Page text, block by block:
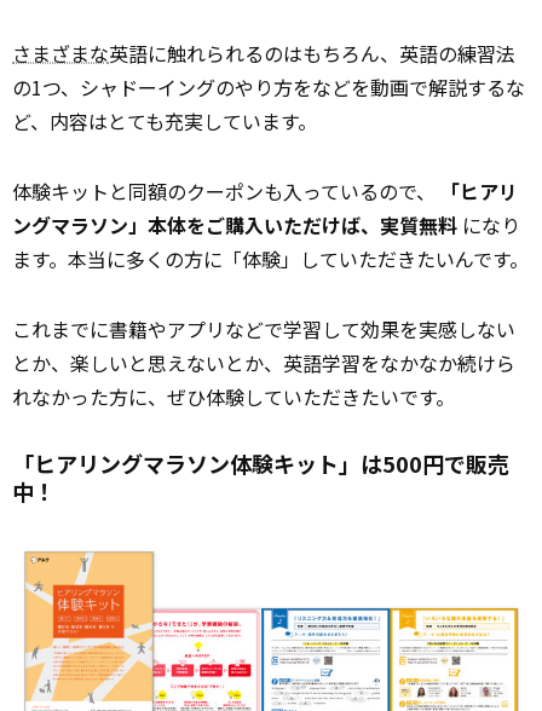
さまざまな英語に触れられるのはもちろん、英語の練習法
の1つ、シャドーイングのやり方をなどを動画で解説するな
ど、内容はとても充実しています。
体験キットと同額のクーポンも入っているので、
「ヒアリ
ングマラソン」本体をご購入いただけば、実質無料 になり
ます。本当に多くの方に「体験」していただきたいんです。
これまでに書籍やアプリなどで学習して効果を実感しない
とか、楽しいと思えないとか、英語学習をなかなか続けら
れなかった方に、ぜひ体験していただきたいです。
「ヒアリングマラソン体験キット」は500円で販売
中！